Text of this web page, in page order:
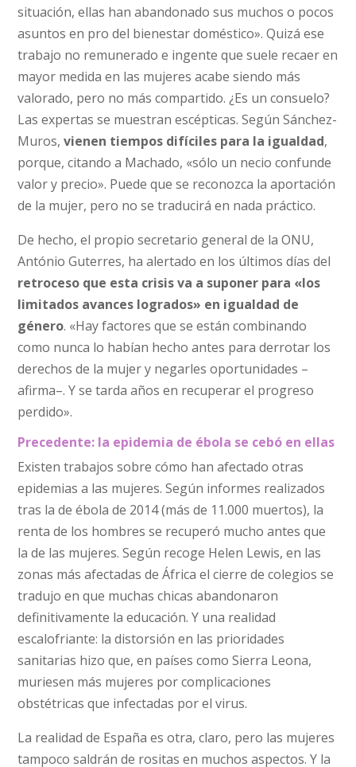
situación, ellas han abandonado sus muchos o pocos
asuntos en pro del bienestar doméstico». Quizá ese
trabajo no remunerado e ingente que suele recaer en
mayor medida en las mujeres acabe siendo más
valorado, pero no más compartido. ¿Es un consuelo?
Las expertas se muestran escépticas. Según Sánchez-
Muros,vienen tiempos difíciles para la igualdad,
porque, citando a Machado, «sólo un necio confunde
valor y precio». Puede que se reconozca la aportación
de la mujer, pero no se traducirá en nada práctico.
De hecho, el propio secretario general de la ONU,
António Guterres, ha alertado en los últimos días del
retroceso que esta crisis va a suponer para «los
limitados avances logrados» en igualdad de
género. «Hay factores que se están combinando
como nunca lo habían hecho antes para derrotar los
derechos de la mujer y negarles oportunidades –
afirma–. Y se tarda años en recuperar el progreso
perdido».
Precedente: la epidemia de ébola se cebó en ellas
Existen trabajos sobre cómo han afectado otras
epidemias a las mujeres. Según informes realizados
tras la de ébola de 2014 (más de 11.000 muertos), la
renta de los hombres se recuperó mucho antes que
la de las mujeres. Según recoge Helen Lewis, en las
zonas más afectadas de África el cierre de colegios se
tradujo en que muchas chicas abandonaron
definitivamente la educación. Y una realidad
escalofriante: la distorsión en las prioridades
sanitarias hizo que, en países como Sierra Leona,
muriesen más mujeres por complicaciones
obstétricas que infectadas por el virus.
La realidad de España es otra, claro, pero las mujeres
tampoco saldrán de rositas en muchos aspectos. Y la